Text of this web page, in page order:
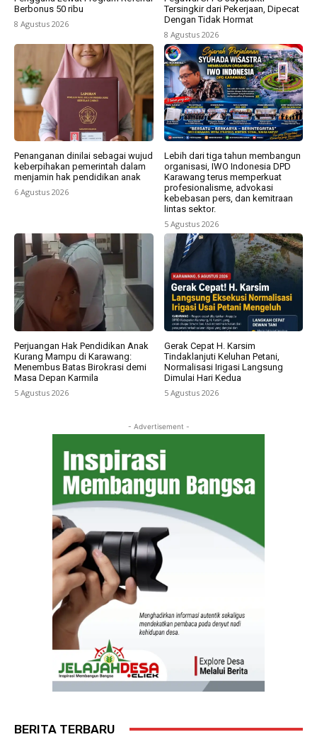
Berbonus 50 ribu
8 Agustus 2026
Tersingkir dari Pekerjaan, Dipecat
Dengan Tidak Hormat
8 Agustus 2026
Penanganan dinilai sebagai wujud
keberpihakan pemerintah dalam
menjamin hak pendidikan anak
6 Agustus 2026
Lebih dari tiga tahun membangun
organisasi, IWO Indonesia DPD
Karawang terus memperkuat
profesionalisme, advokasi
kebebasan pers, dan kemitraan
lintas sektor.
5 Agustus 2026
Perjuangan Hak Pendidikan Anak
Kurang Mampu di Karawang:
Menembus Batas Birokrasi demi
Masa Depan Karmila
5 Agustus 2026
Gerak Cepat H. Karsim
Tindaklanjuti Keluhan Petani,
Normalisasi Irigasi Langsung
Dimulai Hari Kedua
5 Agustus 2026
- Advertisement -
BERITA TERBARU